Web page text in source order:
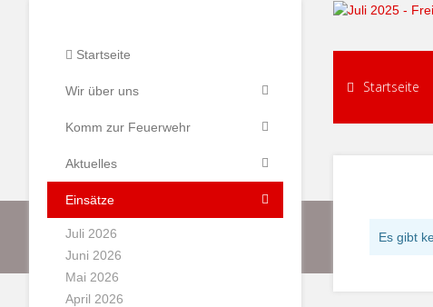
Startseite
Wir über uns
Komm zur Feuerwehr
Aktuelles
Einsätze
Juli 2026
Juni 2026
Mai 2026
April 2026
Startseite
Es gibt